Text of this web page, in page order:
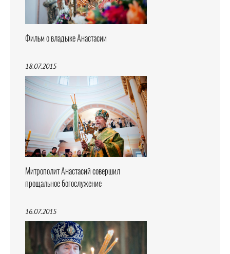
Фильм о владыке Анастасии
18.07.2015
Митрополит Анастасий совершил
прощальное богослужение
16.07.2015